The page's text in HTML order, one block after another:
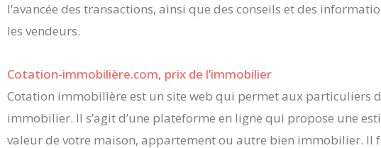
l’avancée des transactions, ainsi que des conseils et des
les vendeurs.
Cotation-immobilière.com, prix de l’immobilier
Cotation immobilière est un site web qui permet aux particuliers
immobilier. Il s’agit d’une plateforme en ligne qui propose une
valeur de votre maison, appartement ou autre bien immobilier. Il